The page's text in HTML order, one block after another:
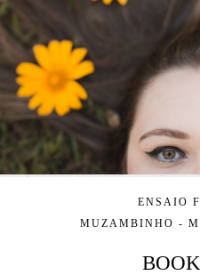
ENSAIO
MUZAMBINHO -